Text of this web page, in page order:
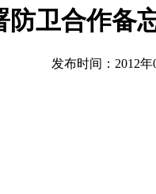
防卫合作备
发布时间：2012年